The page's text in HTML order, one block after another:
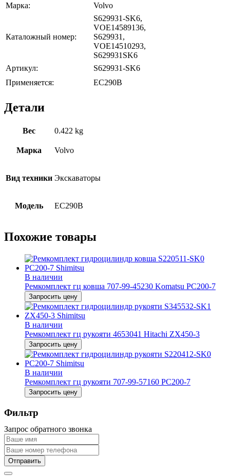
Марка:
Volvo
Каталожный номер:
S629931-SK6,
VOE14589136,
S629931,
VOE14510293,
S629931SK6
Артикул:
S629931-SK6
Применяется:
EC290B
Детали
Вес 0.422 kg
Марка Volvo
Вид техники Экскаваторы
Модель EC290B
Похожие товары
В наличии
Ремкомплект гц ковша 707-99-45230 Komatsu PC200-7
Запросить цену
В наличии
Ремкомплект гц рукояти 4653041 Hitachi ZX450-3
Запросить цену
В наличии
Ремкомплект гц рукояти 707-99-57160 PC200-7
Запросить цену
Фильтр
Запрос обратного звонка